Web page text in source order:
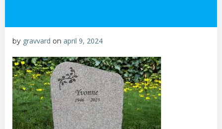
by gravvard on april 9, 2024